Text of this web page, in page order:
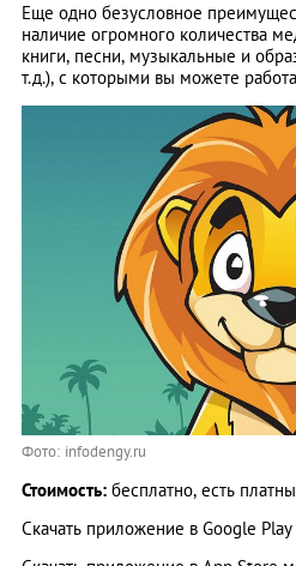
Еще одно безусловное
наличие огромного количества
книги, песни, музыкальные и
т.д.), с которыми вы можете
Фото: infodengy.ru
Стоимость: бесплатно, есть
Скачать приложение в Google